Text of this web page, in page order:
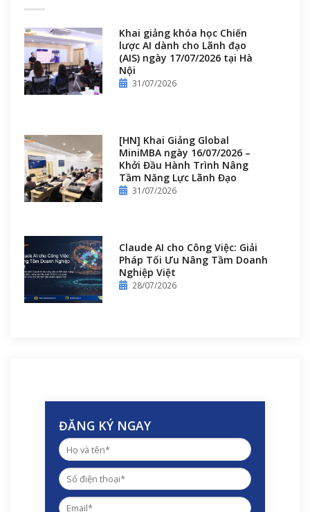
Khai giảng khóa học Chiến
lược AI dành cho Lãnh đạo
(AIS) ngày 17/07/2026 tại Hà
Nội
31/07/2026
[HN] Khai Giảng Global
MiniMBA ngày 16/07/2026 –
Khởi Đầu Hành Trình Nâng
Tầm Năng Lực Lãnh Đạo
31/07/2026
Claude AI cho Công Việc: Giải
Pháp Tối Ưu Nâng Tầm Doanh
Nghiệp Việt
28/07/2026
ĐĂNG KÝ NGAY